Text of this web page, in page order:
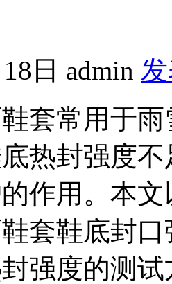
日 admin
套常用于
热封强度
作用。本
套鞋底封
强度的测